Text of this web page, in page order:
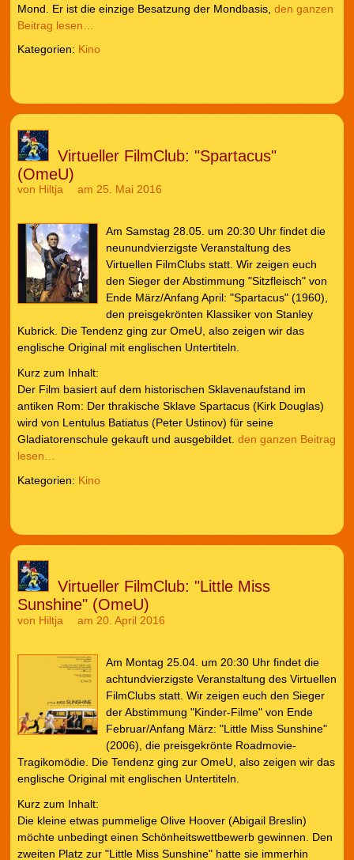
Mond. Er ist die einzige Besatzung der Mondbasis, den ganzen
Beitrag lesen…
Kategorien: Kino
Virtueller FilmClub: "Spartacus"
(OmeU)
von Hiltja am 25. Mai 2016
Am Samstag 28.05. um 20:30 Uhr findet die
neunundvierzigste Veranstaltung des
Virtuellen FilmClubs statt. Wir zeigen euch
den Sieger der Abstimmung "Sitzfleisch" von
Ende März/Anfang April: "Spartacus" (1960),
den preisgekrönten Klassiker von Stanley
Kubrick. Die Tendenz ging zur OmeU, also zeigen wir das
englische Original mit englischen Untertiteln.
Kurz zum Inhalt:
Der Film basiert auf dem historischen Sklavenaufstand im
antiken Rom: Der thrakische Sklave Spartacus (Kirk Douglas)
wird von Lentulus Batiatus (Peter Ustinov) für seine
Gladiatorenschule gekauft und ausgebildet. den ganzen Beitrag
lesen…
Kategorien: Kino
Virtueller FilmClub: "Little Miss
Sunshine" (OmeU)
von Hiltja am 20. April 2016
Am Montag 25.04. um 20:30 Uhr findet die
achtundvierzigste Veranstaltung des Virtuellen
FilmClubs statt. Wir zeigen euch den Sieger
der Abstimmung "Kinder-Filme" von Ende
Februar/Anfang März: "Little Miss Sunshine"
(2006), die preisgekrönte Roadmovie-
Tragikomödie. Die Tendenz ging zur OmeU, also zeigen wir das
englische Original mit englischen Untertiteln.
Kurz zum Inhalt:
Die kleine etwas pummelige Olive Hoover (Abigail Breslin)
möchte unbedingt einen Schönheitswettbewerb gewinnen. Den
zweiten Platz zur "Little Miss Sunshine" hatte sie immerhin